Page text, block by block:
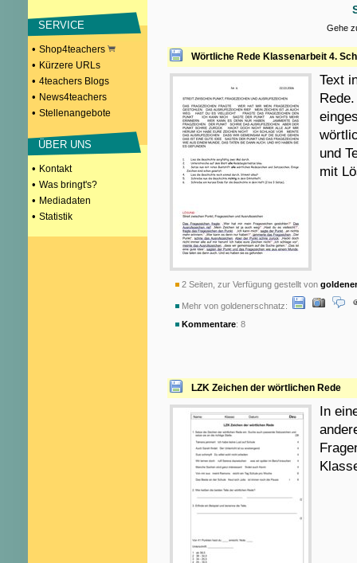
SERVICE
• Shop4teachers
• Kürzere URLs
• 4teachers Blogs
• News4teachers
• Stellenangebote
ÜBER UNS
• Kontakt
• Was bringt's?
• Mediadaten
• Statistik
Gehe
Wörtliche Rede Klassenarbeit 4.
Text
und
mit
2 Seiten, zur Verfügung gestellt von
Mehr von goldenerschnatz:
Kommentare: 8
LZK Zeichen der wörtlichen Rede
In